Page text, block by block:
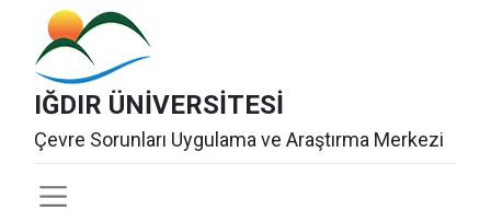
IĞDIR ÜNİVERSİTESİ
Çevre Sorunları Uygulama ve Araştırma Merkezi